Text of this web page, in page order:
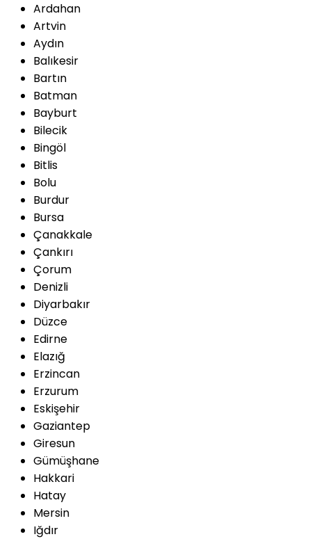
Ardahan
Artvin
Aydın
Balıkesir
Bartın
Batman
Bayburt
Bilecik
Bingöl
Bitlis
Bolu
Burdur
Bursa
Çanakkale
Çankırı
Çorum
Denizli
Diyarbakır
Düzce
Edirne
Elazığ
Erzincan
Erzurum
Eskişehir
Gaziantep
Giresun
Gümüşhane
Hakkari
Hatay
Mersin
Iğdır